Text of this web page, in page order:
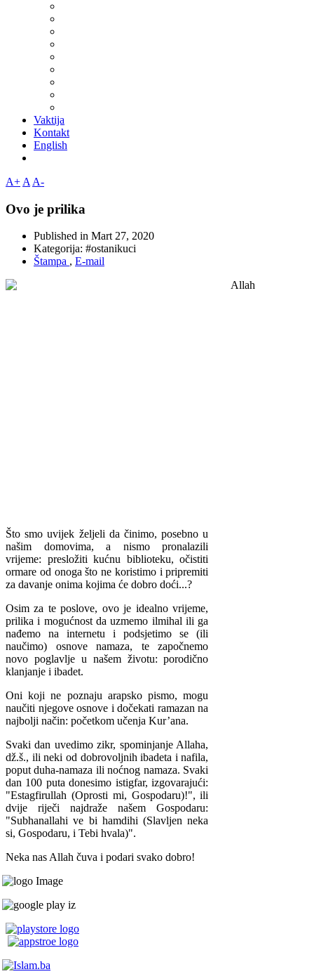
Vaktija
Kontakt
English
A+ A A-
Ovo je prilika
Published in Mart 27, 2020
Kategorija: #ostanikuci
Štampa , E-mail
Što smo uvijek željeli da činimo, posebno u
našim domovima, a nismo pronalazili
vrijeme: presložiti kućnu biblioteku, očistiti
ormare od onoga što ne koristimo i pripremiti
za davanje onima kojima će dobro doći...?
Osim za te poslove, ovo je idealno vrijeme,
prilika i mogućnost da uzmemo ilmihal ili ga
nađemo na internetu i podsjetimo se (ili
naučimo) osnove namaza, te započnemo
novo poglavlje u našem životu: porodično
klanjanje i ibadet.
Oni koji ne poznaju arapsko pismo, mogu
naučiti njegove osnove i dočekati ramazan na
najbolji način: početkom učenja Kur’ana.
Svaki dan uvedimo zikr, spominjanje Allaha,
dž.š., ili neki od dobrovoljnih ibadeta i nafila,
poput duha-namaza ili noćnog namaza. Svaki
dan 100 puta donesimo istigfar, izgovarajući:
"Estagfirullah (Oprosti mi, Gospodaru)!", ili
dvije riječi najdraže našem Gospodaru:
"Subhanallahi ve bi hamdihi (Slavljen neka
si, Gospodaru, i Tebi hvala)".
Neka nas Allah čuva i podari svako dobro!